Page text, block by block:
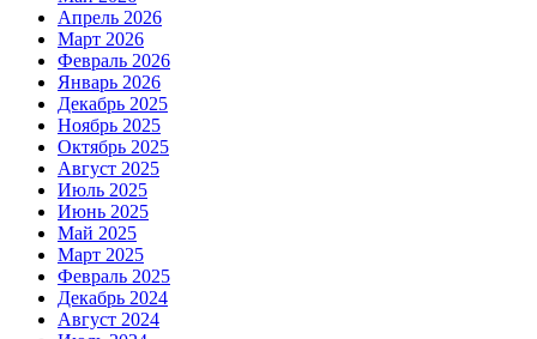
Апрель 2026
Март 2026
Февраль 2026
Январь 2026
Декабрь 2025
Ноябрь 2025
Октябрь 2025
Август 2025
Июль 2025
Июнь 2025
Май 2025
Март 2025
Февраль 2025
Декабрь 2024
Август 2024